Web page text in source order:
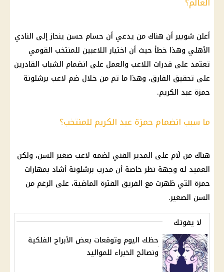
أعلن شوبير أن هناك من يدعي أن حسام حسن ينحاز إلى النادي
الأهلي وهذا خطأ حيث أن اختيار اللاعبين للمنتخب القومي
تعتمد على قدرات اللاعب والعمل على انضمام الشباب القادرين
على تحقيق الفارق، وهذا ما تم من خلال ضم لاعب برشلونة
حمزة عبد الكريم.
ما سبب انضمام حمزة عبد الكريم للمنتخب؟
هناك من لَام على المدير الفني لضمه لاعب صغير السن، ولكن
العميد له وجهة نظر خاصة أن مدرب برشلونة أشاد بمهارات
حمزة التي ظهرت مع الفريق الفترة الماضية، على الرغم من
السن الصغير.
لا يفوتك
حظك اليوم وتوقعات بعض الأبراج الفلكية
ونصائح الخبراء للمواليد